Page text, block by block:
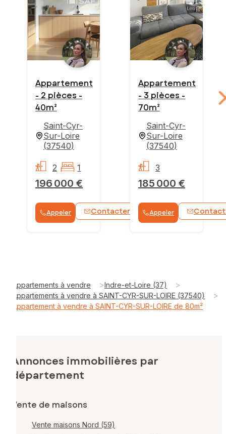
Appartement
- 2 pièces -
40m²
Saint-Cyr-
Sur-Loire
(37540)
196 000 €
2 1
Appeler Contacter WhatsApp
Appartement
- 3 pièces -
70m²
Saint-Cyr-
Sur-Loire
(37540)
185 000 €
3
Appeler
Appartements à vendre >Indre-et-Loire (37) >
Appartements à vendre à SAINT-CYR-SUR-LOIRE (37540) >
Appartement à vendre à SAINT-CYR-SUR-LOIRE de 80m²
Annonces immobilières par
département
Vente de maisons
Vente maisons Nord (59)